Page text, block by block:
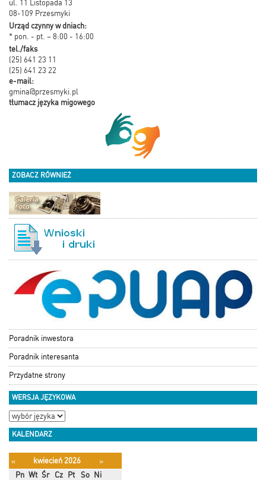
ul. 11 Listopada 13
08-109 Przesmyki
Urząd czynny w dniach:
* pon. - pt. – 8:00 - 16:00
tel./faks
(25) 641 23 11
(25) 641 23 22
e-mail:
gmina@przesmyki.pl
tłumacz języka migowego
ZOBACZ RÓWNIEŻ
Poradnik inwestora
Poradnik interesanta
Przydatne strony
WERSJA JĘZYKOWA
KALENDARZ
« kwiecień 2026
»
Pn Wt Śr Cz Pt So Ni